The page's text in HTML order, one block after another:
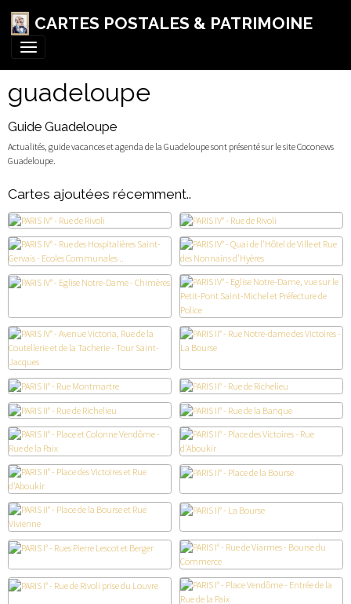
CARTES POSTALES & PATRIMOINE
guadeloupe
Guide Guadeloupe
Actualités, guide vacances et agenda de la Guadeloupe sont présenté sur le site Coconews
Guadeloupe.
Cartes ajoutées récemment..